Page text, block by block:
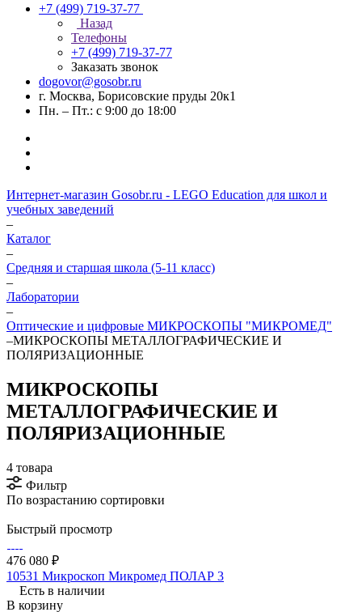
+7 (499) 719-37-77
Назад
Телефоны
+7 (499) 719-37-77
Заказать звонок
dogovor@gosobr.ru
г. Москва, Борисовские пруды 20к1
Пн. – Пт.: с 9:00 до 18:00
Интернет-магазин Gosobr.ru - LEGO Education для школ и
учебных заведений
–
Каталог
–
Средняя и старшая школа (5-11 класс)
–
Лаборатории
–
Оптические и цифровые МИКРОСКОПЫ "МИКРОМЕД"
–МИКРОСКОПЫ МЕТАЛЛОГРАФИЧЕСКИЕ И
ПОЛЯРИЗАЦИОННЫЕ
МИКРОСКОПЫ
МЕТАЛЛОГРАФИЧЕСКИЕ И
ПОЛЯРИЗАЦИОННЫЕ
4 товара
Фильтр
По возрастанию сортировки
Быстрый просмотр
476 080 ₽
10531 Микроскоп Микромед ПОЛАР 3
Есть в наличии
В корзину